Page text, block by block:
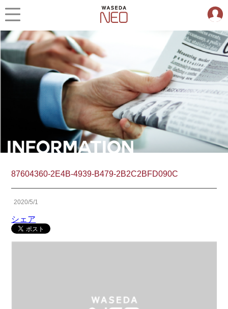
87604360-2E4B-4939-B479-2B2C2BFD090C
2020/5/1
シェア